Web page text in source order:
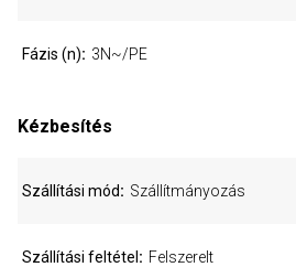
Fázis (n) 3N~/PE
Kézbesítés
Szállítási mód Szállítmányozás
Szállítási feltétel Felszerelt